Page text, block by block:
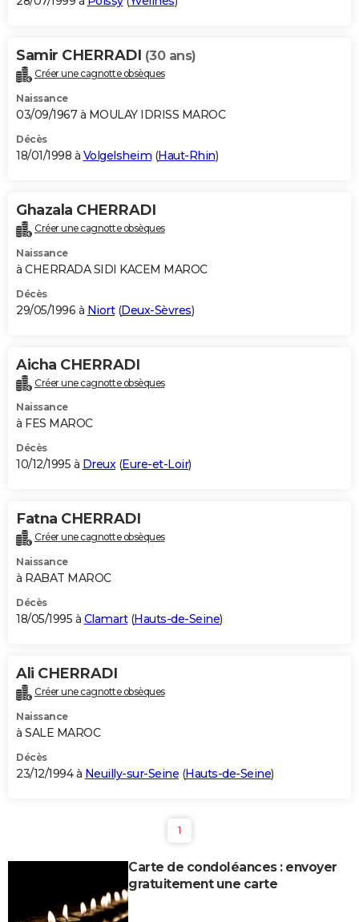
Samir CHERRADI (30 ans)
Créer une cagnotte obsèques
Naissance
03/09/1967 à MOULAY IDRISS MAROC
Décès
18/01/1998 à Volgelsheim (Haut-Rhin)
Ghazala CHERRADI
Créer une cagnotte obsèques
Naissance
à CHERRADA SIDI KACEM MAROC
Décès
29/05/1996 à Niort(Deux-Sèvres)
Aicha CHERRADI
Créer une cagnotte obsèques
Naissance
à FES MAROC
Décès
10/12/1995 à Dreux(Eure-et-Loir)
Fatna CHERRADI
Créer une cagnotte obsèques
Naissance
à RABAT MAROC
Décès
18/05/1995 à Clamart(Hauts-de-Seine)
Ali CHERRADI
Créer une cagnotte obsèques
Naissance
à SALE MAROC
Décès
23/12/1994 à Neuilly-sur-Seine (Hauts-de-Seine)
1
Carte de condoléances : envoyer
gratuitement une carte